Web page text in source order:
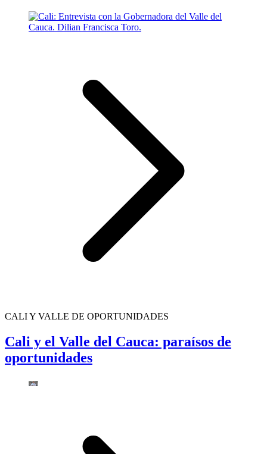
CALI Y VALLE DE OPORTUNIDADES
Cali y el Valle del Cauca: paraísos de
oportunidades